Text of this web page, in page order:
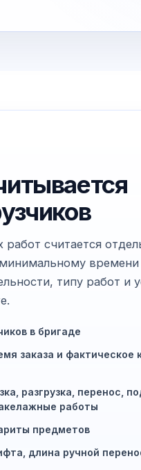
считается
времени
типу работ и
в бригаде
заказа и фактическое
разгрузка, перенос,
работы
предметов
длина ручной